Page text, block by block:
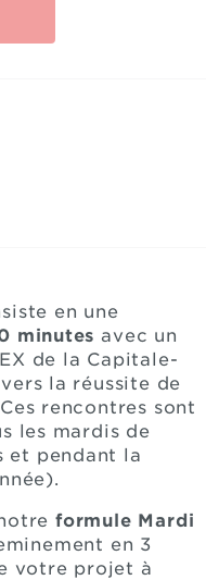
en une
minutes avec un
de la Capitale-
la réussite de
rencontres sont
les mardis de
et pendant la
formule Mardi
en 3
votre projet à